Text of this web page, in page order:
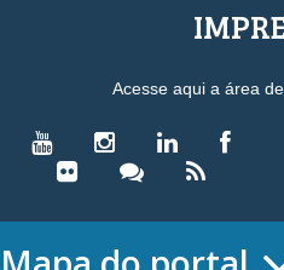
Acesse aqui a área